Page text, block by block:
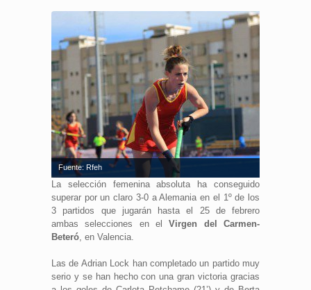
Fuente: Rfeh
La selección femenina absoluta ha conseguido
superar por un claro 3-0 a Alemania en el 1º de los
3 partidos que jugarán hasta el 25 de febrero
ambas selecciones en elVirgen del Carmen-
Beteró, en Valencia.
Las de Adrian Lock han completado un partido muy
serio y se han hecho con una gran victoria gracias